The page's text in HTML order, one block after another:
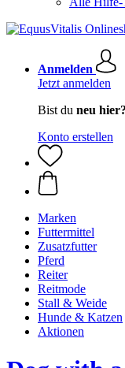
Anmelden
Jetzt anmelden
Bist du neu hier?
Konto erstellen
Marken
Futtermittel
Zusatzfutter
Pferd
Reiter
Reitmode
Stall & Weide
Hunde & Katzen
Aktionen